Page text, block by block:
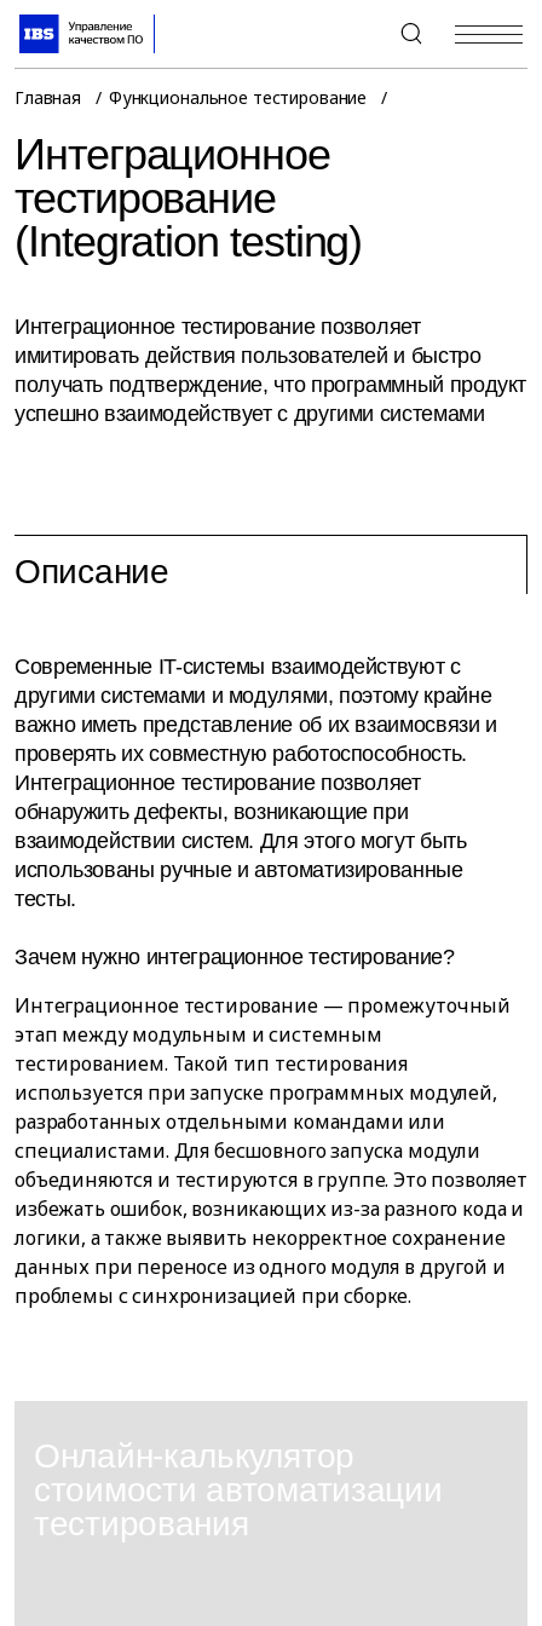
+7 (495) 967-80-80
Главная Функциональное тестирование
Интеграционное
тестирование
(Integration testing)
Интеграционное тестирование позволяет
имитировать действия пользователей и быстро
получать подтверждение, что программный продукт
успешно взаимодействует с другими системами
Описание
Современные IT-системы взаимодействуют с
другими системами и модулями, поэтому крайне
важно иметь представление об их взаимосвязи и
проверять их совместную работоспособность.
Интеграционное тестирование позволяет
обнаружить дефекты, возникающие при
взаимодействии систем. Для этого могут быть
использованы ручные и автоматизированные
тесты.
Зачем нужно интеграционное тестирование?
Интеграционное тестирование — промежуточный
этап между модульным и системным
тестированием. Такой тип тестирования
используется при запуске программных модулей,
разработанных отдельными командами или
специалистами. Для бесшовного запуска модули
объединяются и тестируются в группе. Это позволяет
избежать ошибок, возникающих из-за разного кода и
логики, а также выявить некорректное сохранение
данных при переносе из одного модуля в другой и
проблемы с синхронизацией при сборке.
Онлайн-калькулятор
стоимости автоматизации
тестирования